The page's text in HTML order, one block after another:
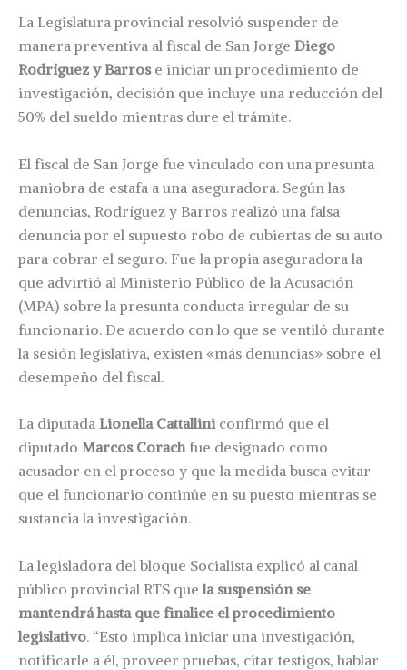
La Legislatura provincial resolvió suspender de
manera preventiva al fiscal de San Jorge Diego
Rodríguez y Barrose iniciar un procedimiento de
investigación, decisión que incluye una reducción del
50% del sueldo mientras dure el trámite.
El fiscal de San Jorge fue vinculado con una presunta
maniobra de estafa a una aseguradora. Según las
denuncias, Rodríguez y Barros realizó una falsa
denuncia por el supuesto robo de cubiertas de su auto
para cobrar el seguro. Fue la propia aseguradora la
que advirtió al Ministerio Público de la Acusación
(MPA) sobre la presunta conducta irregular de su
funcionario. De acuerdo con lo que se ventiló durante
la sesión legislativa, existen «más denuncias» sobre el
desempeño del fiscal.
La diputada Lionella Cattalliniconfirmó que el
diputado Marcos Corachfue designado como
acusador en el proceso y que la medida busca evitar
que el funcionario continúe en su puesto mientras se
sustancia la investigación.
La legisladora del bloque Socialista explicó al canal
público provincial RTS quela suspensión se
mantendrá hasta que finalice el procedimiento
legislativo. “Esto implica iniciar una investigación,
notificarle a él, proveer pruebas, citar testigos, hablar